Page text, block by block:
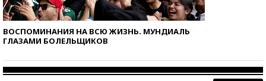
ВОСПОМИНАНИЯ НА ВСЮ ЖИЗНЬ. МУНДИАЛЬ
ГЛАЗАМИ БОЛЕЛЬЩИКОВ